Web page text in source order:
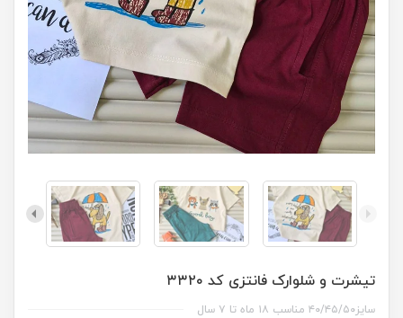
تیشرت و شلوارک فانتزی کد ۳۳۲۰
سایز۴۰/۴۵/۵۰ مناسب ۱۸ ماه تا ۷ سال